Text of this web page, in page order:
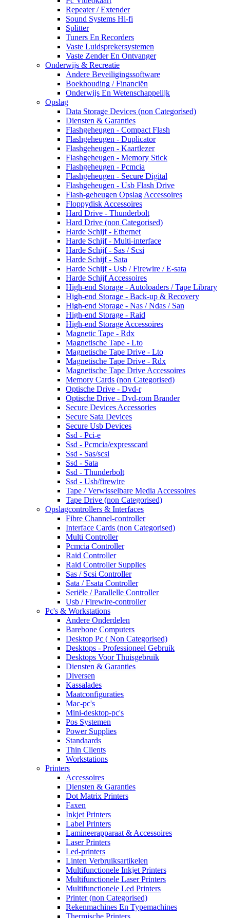
Repeater / Extender
Sound Systems Hi-fi
Splitter
Tuners En Recorders
Vaste Luidsprekersystemen
Vaste Zender En Ontvanger
Onderwijs & Recreatie
Andere Beveiligingssoftware
Boekhouding / Financiën
Onderwijs En Wetenschappelijk
Opslag
Data Storage Devices (non Categorised)
Diensten & Garanties
Flashgeheugen - Compact Flash
Flashgeheugen - Duplicator
Flashgeheugen - Kaartlezer
Flashgeheugen - Memory Stick
Flashgeheugen - Pcmcia
Flashgeheugen - Secure Digital
Flashgeheugen - Usb Flash Drive
Flash-geheugen Opslag Accessoires
Floppydisk Accessoires
Hard Drive - Thunderbolt
Hard Drive (non Categorised)
Harde Schijf - Ethernet
Harde Schijf - Multi-interface
Harde Schijf - Sas / Scsi
Harde Schijf - Sata
Harde Schijf - Usb / Firewire / E-sata
Harde Schijf Accessoires
High-end Storage - Autoloaders / Tape Library
High-end Storage - Back-up & Recovery
High-end Storage - Nas / Ndas / San
High-end Storage - Raid
High-end Storage Accessoires
Magnetic Tape - Rdx
Magnetische Tape - Lto
Magnetische Tape Drive - Lto
Magnetische Tape Drive - Rdx
Magnetische Tape Drive Accessoires
Memory Cards (non Categorised)
Optische Drive - Dvd-r
Optische Drive - Dvd-rom Brander
Secure Devices Accessories
Secure Sata Devices
Secure Usb Devices
Ssd - Pci-e
Ssd - Pcmcia/expresscard
Ssd - Sas/scsi
Ssd - Sata
Ssd - Thunderbolt
Ssd - Usb/firewire
Tape / Verwisselbare Media Accessoires
Tape Drive (non Categorised)
Opslagcontrollers & Interfaces
Fibre Channel-controller
Interface Cards (non Categorised)
Multi Controller
Pcmcia Controller
Raid Controller
Raid Controller Supplies
Sas / Scsi Controller
Sata / Esata Controller
Seriële / Parallelle Controller
Usb / Firewire-controller
Pc's & Workstations
Andere Onderdelen
Barebone Computers
Desktop Pc ( Non Categorised)
Desktops - Professioneel Gebruik
Desktops Voor Thuisgebruik
Diensten & Garanties
Diversen
Kassalades
Maatconfiguraties
Mac-pc's
Mini-desktop-pc's
Pos Systemen
Power Supplies
Standaards
Thin Clients
Workstations
Printers
Accessoires
Diensten & Garanties
Dot Matrix Printers
Faxen
Inkjet Printers
Label Printers
Lamineerapparaat & Accessoires
Laser Printers
Led-printers
Linten Verbruiksartikelen
Multifunctionele Inkjet Printers
Multifunctionele Laser Printers
Multifunctionele Led Printers
Printer (non Categorised)
Rekenmachines En Typemachines
Thermische Printers